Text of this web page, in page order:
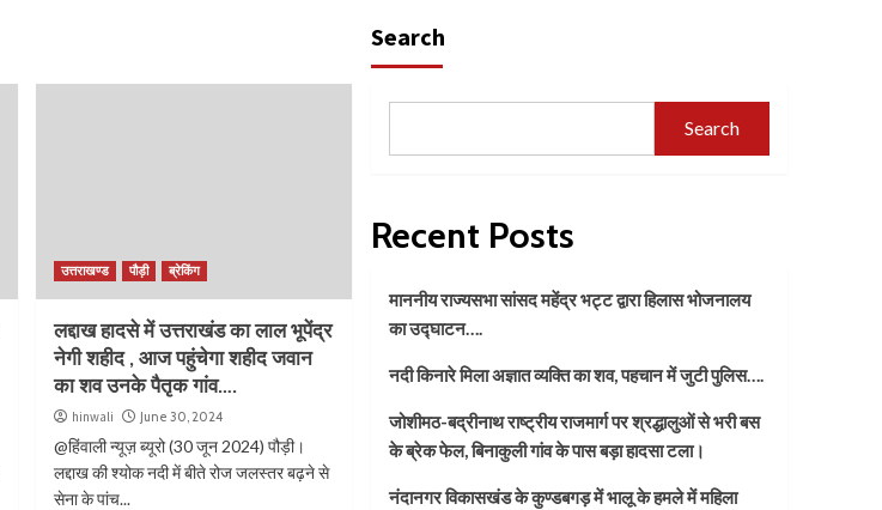
उत्तराखण्ड पौड़ी ब्रेकिंग
लद्दाख हादसे में उत्तराखंड का लाल भूपेंद्र
नेगी शहीद , आज पहुंचेगा शहीद जवान
का शव उनके पैतृक गांव….
hinwali June 30, 2024
@हिंवाली न्यूज़ ब्यूरो (30 जून 2024) पौड़ी।
लद्दाख की श्योक नदी में बीते रोज जलस्तर बढ़ने से
सेना के पांच...
Search
Search
Recent Posts
माननीय राज्यसभा सांसद महेंद्र भट्ट द्वारा हिलास भोजनालय
का उद्घाटन….
नदी किनारे मिला अज्ञात व्यक्ति का शव, पहचान में जुटी पुलिस….
जोशीमठ-बद्रीनाथ राष्ट्रीय राजमार्ग पर श्रद्धालुओं से भरी बस
के ब्रेक फेल, बिनाकुली गांव के पास बड़ा हादसा टला।
नंदानगर विकासखंड के कुण्डबगड़ में भालू के हमले में महिला